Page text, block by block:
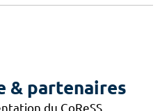
& partenaires
du CoReSS